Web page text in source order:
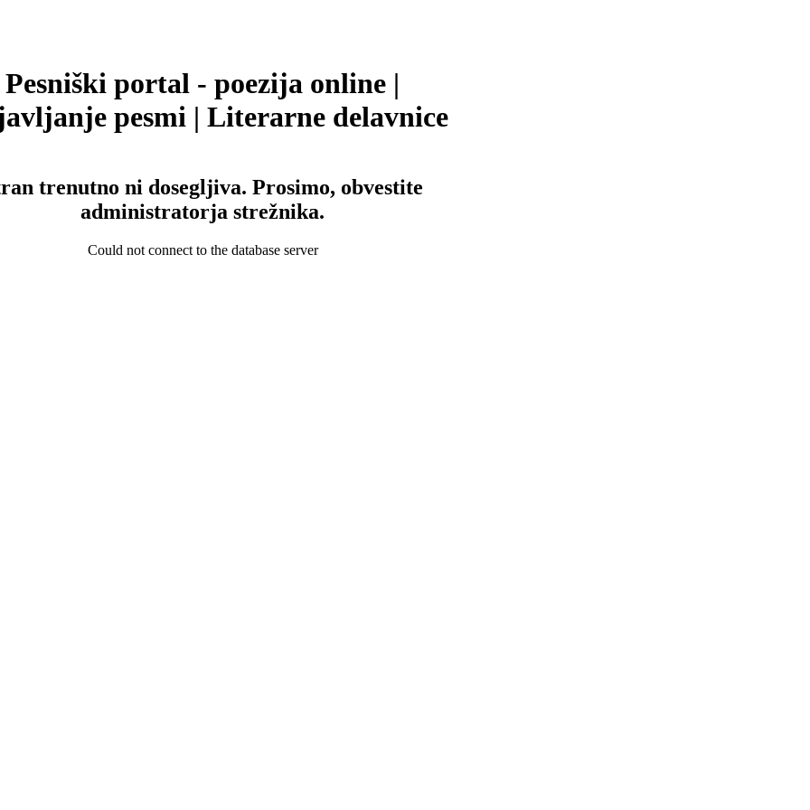
Pesniški portal - poezija online |
pesmi | Literarne delavnice
trenutno ni dosegljiva. Prosimo, obvestite
administratorja strežnika.
Could not connect to the database server